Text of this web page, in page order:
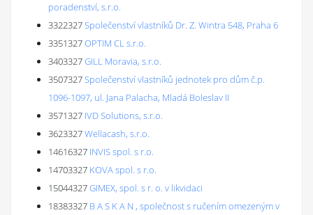
poradenství, s.r.o.
3322327Společenství vlastníků Dr. Z. Wintra 548, Praha 6
3351327OPTIM CL s.r.o.
3403327GILL Moravia, s.r.o.
3507327Společenství vlastníků jednotek pro dům č.p.
1096-1097, ul. Jana Palacha, Mladá Boleslav II
3571327 IVD Solutions, s.r.o.
3623327Wellacash, s.r.o.
14616327 INVIS spol. s r.o.
14703327 KOVA spol. s r.o.
15044327GIMEX, spol. s r. o. v likvidaci
18383327 B A S K A N , společnost s ručením omezeným v